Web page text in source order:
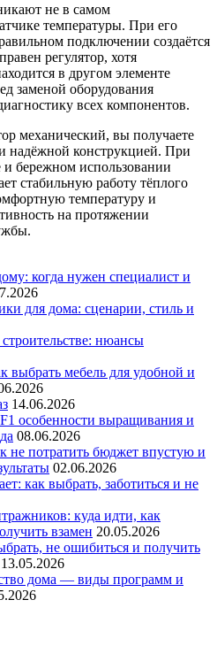
не в самом
температуры. При его
подключении создаётся
регулятор, хотя
в другом элементе
заменой оборудования
всех компонентов.
механический, вы получаете
надёжной конструкцией. При
и бережном использовании
стабильную работу тёплого
температуру и
на протяжении
когда нужен специалист и
для дома: сценарии, стиль и
нюансы
выбрать мебель для удобной и
14.06.2026
особенности выращивания и
08.06.2026
не потратить бюджет впустую и
02.06.2026
как выбрать, заботиться и не
куда идти, как
взамен 20.05.2026
не ошибиться и получить
13.05.2026
дома — виды программ и